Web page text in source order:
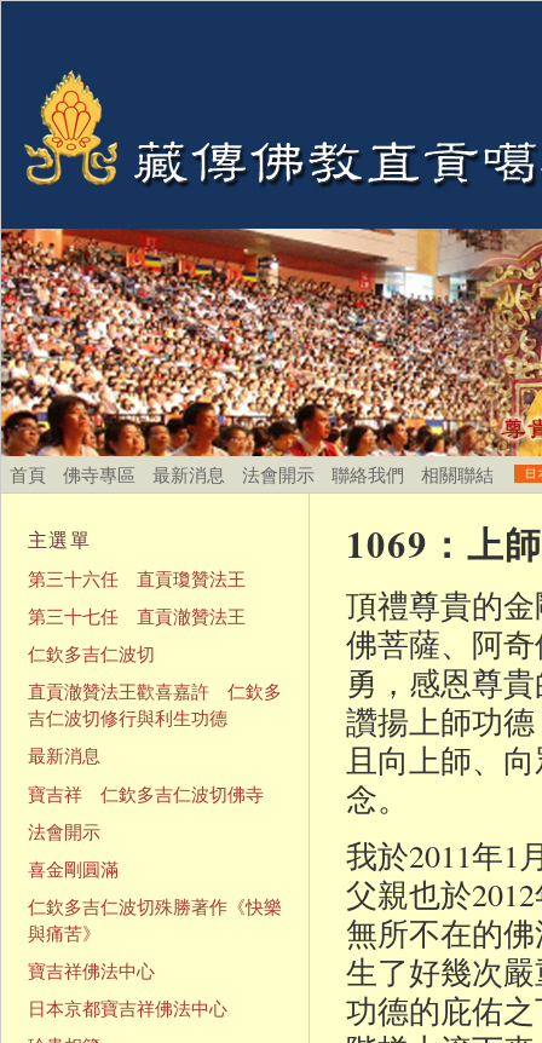
首頁 佛寺專區 最新消息 法會開示 聯絡我們 相關聯結
1069：上
頂禮尊貴的
佛菩薩、阿
勇，感恩尊
讚揚上師功
且向上師、
念。
我於2011年1
父親也於
無所不在的
生了好幾次
功德的庇佑
主選單
第三十六任 直貢瓊贊法王
第三十七任 直貢澈贊法王
仁欽多吉仁波切
直貢澈贊法王歡喜嘉許 仁欽多
吉仁波切修行與利生功德
最新消息
寶吉祥 仁欽多吉仁波切佛寺
法會開示
喜金剛圓滿
仁欽多吉仁波切殊勝著作《快樂
與痛苦》
寶吉祥佛法中心
日本京都寶吉祥佛法中心